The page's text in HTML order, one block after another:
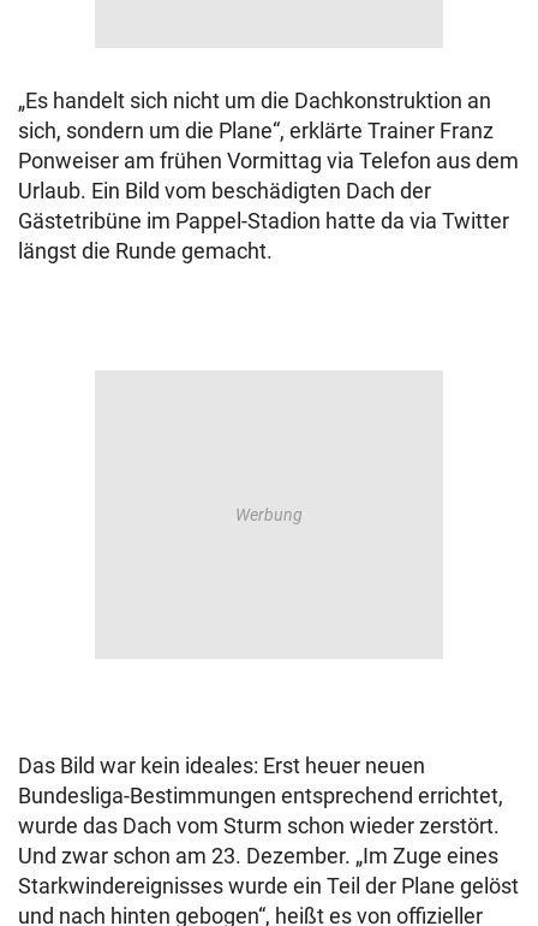
„Es handelt sich nicht um die Dachkonstruktion an
sich, sondern um die Plane“, erklärte Trainer Franz
Ponweiser am frühen Vormittag via Telefon aus dem
Urlaub. Ein Bild vom beschädigten Dach der
Gästetribüne im Pappel-Stadion hatte da via Twitter
längst die Runde gemacht.
Das Bild war kein ideales: Erst heuer neuen
Bundesliga-Bestimmungen entsprechend errichtet,
wurde das Dach vom Sturm schon wieder zerstört.
Und zwar schon am 23. Dezember. „Im Zuge eines
Starkwindereignisses wurde ein Teil der Plane gelöst
und nach hinten gebogen“, heißt es von offizieller